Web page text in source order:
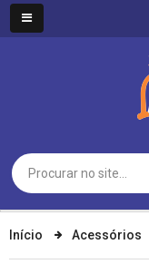
Início Acessórios